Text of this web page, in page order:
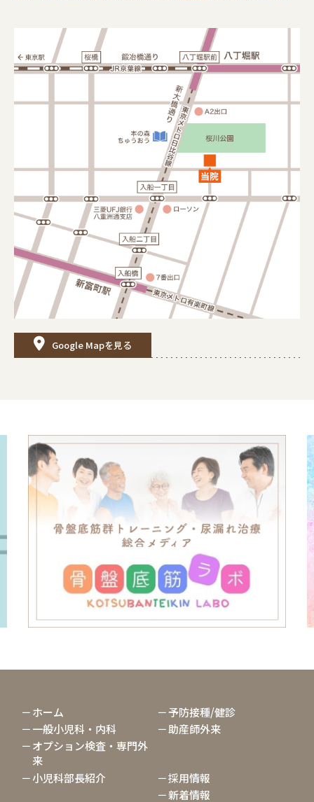
Google Mapを見る
ホーム
一般小児科・内科
オプション検査・専門外
来
予防接種/健診
助産師外来
小児科部長紹介
採用情報
新着情報